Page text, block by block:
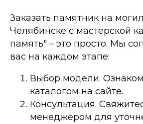
Заказать памятник на
Челябинске с мастерской
память" – это просто. Мы
вас на каждом этапе:
Выбор модели.
каталогом на сайте.
Консультация.
менеджером для